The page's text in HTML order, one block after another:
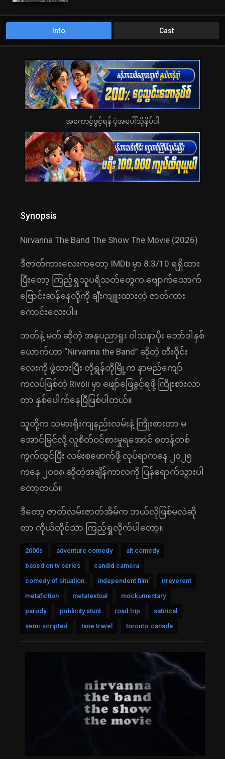
Info Cast
အကောင့်ဖွင့်ရန် ပုံအပေါ်သို့နှိပ်ပါ
Synopsis
Nirvanna The Band The Show The Movie (2026)
ဒီဇာတ်ကားလေးကတော့ IMDb မှာ 8.3/10 ရရှိထား
ပြီးတော့ ကြည့်ရှုသူပရိသတ်တွေက ဗျောက်သောက်
ဗြောင်းဆန်နေလို့ကို ချီးကျူးထားတဲ့ ဇာတ်ကား
ကောင်းလေးပါ။
ဘတ်နဲ့ မတ် ဆိုတဲ့ အနုပညာရူး ဝါသနာပိုး ဘော်ဒါနှစ်
ယောက်ဟာ “Nirvanna the Band” ဆိုတဲ့ တီးဝိုင်း
လေးကို ဖွဲ့ထားပြီး တိုရွန်တိုမြို့က နာမည်ကျော်
ကလပ်ဖြစ်တဲ့ Rivoli မှာ ဖျော်ဖြေခွင့်ရဖို့ ကြိုးစားလာ
တာ နှစ်ပေါက်နေပြီဖြစ်ပါတယ်။
သူတို့က သမားရိုးကျနည်းလမ်းနဲ့ ကြိုးစားတာ မ
အောင်မြင်လို့ လူစိတ်ဝင်စားမှုရအောင် စတန့်တစ်
ကွက်ထွင်ပြီး လမ်းစဖောက်ဖို့ လုပ်ရာကနေ ၂၀၂၅
ကနေ ၂၀၀၈ ဆိုတဲ့အချိန်ကာလကို ပြန်ရောက်သွားပါ
တော့တယ်။
ဒီတော့ ဇာတ်လမ်းဇာတ်အိမ်က ဘယ်လိုဖြစ်မလဲဆို
တာ ကိုယ်တိုင်သာ ကြည့်ရှုလိုက်ပါတော့။
2000s adventure comedy
alt comedy
based on tv series
candid camera
comedy of situation
independent film
irreverent
metafiction
metatextual
mockumentary
parody
publicity stunt road trip
satirical
semi-scripted
time travel toronto-canada